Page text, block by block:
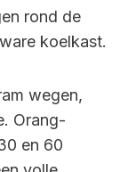
rond de
koelkast.
wegen,
Orang-
en 60